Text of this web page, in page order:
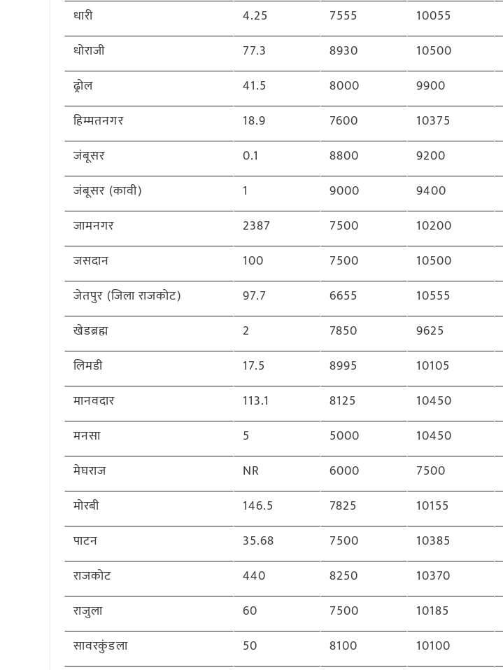
धारी
4.25 7555 10055
धोराजी
77.3 8930 10500
ढ्रोल
41.5 8000 9900
हिम्मतनगर
18.9 7600 10375
जंबूसर
0.1 8800 9200
जंबूसर (कावी)
1 9000 9400
जामनगर
2387 7500 10200
जसदान
100 7500 10500
जेतपुर (जिला राजकोट)
97.7 6655 10555
खेडब्रह्म
2 7850 9625
लिमडी
17.5 8995 10105
मानवदार
113.1 8125 10450
मनसा
5 5000 10450
मेघराज
NR 6000 7500
मोरबी
146.5 7825 10155
पाटन
35.68 7500 10385
राजकोट
440 8250 10370
राजुला
60 7500 10185
सावरकुंडला
50 8100 10100